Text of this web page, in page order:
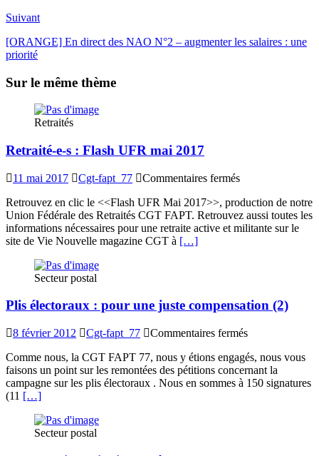
Suivant
[ORANGE] En direct des NAO N°2 – augmenter les salaires : une
priorité
Sur le même thème
Retraités
Retraité-e-s : Flash UFR mai 2017
11 mai 2017 Cgt-fapt_77 Commentaires ferméssur
e-
s
:
Retrouvez en clic le <<Flash UFR Mai 2017>>, production de notre
Union Fédérale des Retraités CGT FAPT. Retrouvez aussi toutes les
informations nécessaires pour une retraite active et militante sur le
site de Vie Nouvelle magazine CGT à […]
Secteur postal
Plis électoraux : pour une juste compensation (2)
8 février 2012 Cgt-fapt_77 Commentaires ferméssur
électoraux
:
pour
Comme nous, la CGT FAPT 77, nous y étions engagés, nous vous
faisons un point sur les remontées des pétitions concernant la
campagne sur les plis électoraux . Nous en sommes à 150 signatures
(11 […]
Secteur postal